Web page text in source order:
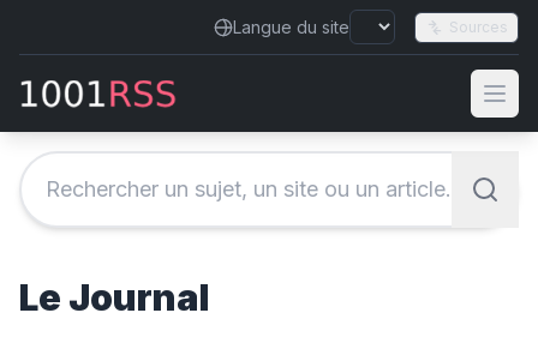
Langue du site Sources
Le Journal